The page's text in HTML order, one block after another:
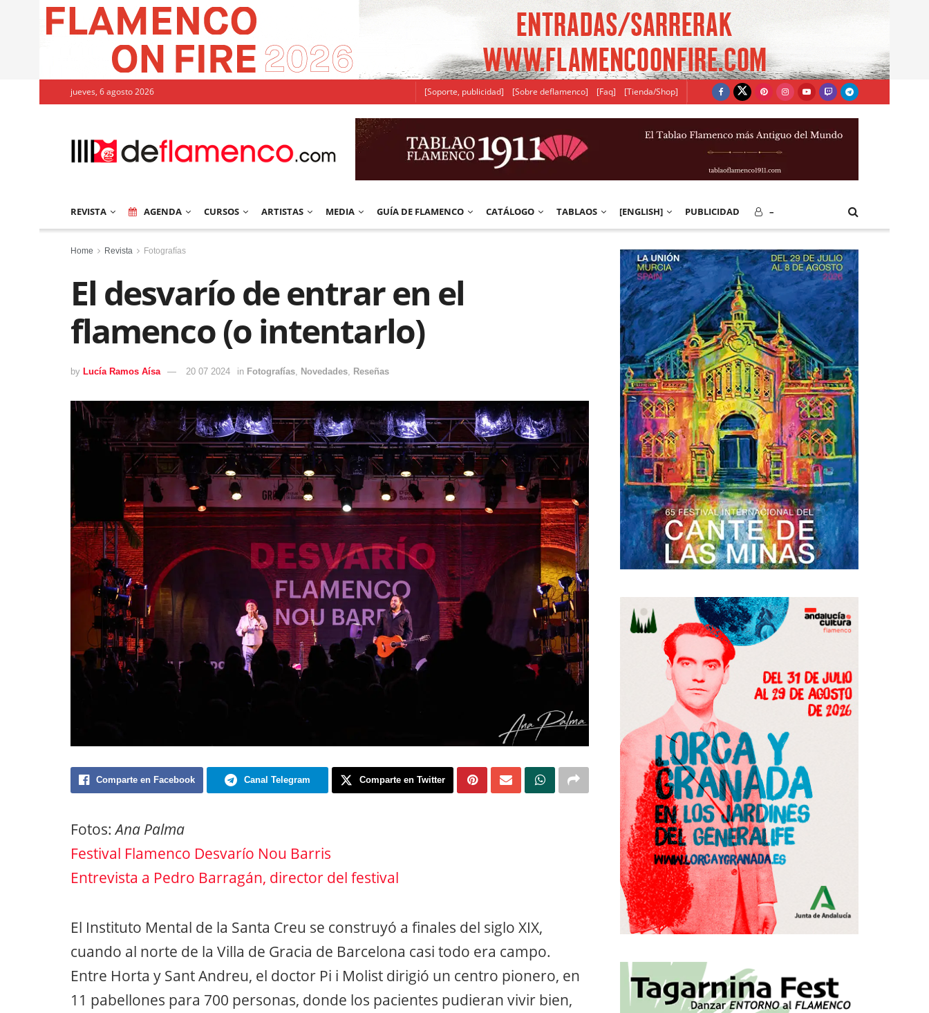
jueves, 6 agosto 2026 [Soporte, publicidad] [Sobre deflamenco] [Faq] [Tienda/Shop]
REVISTA AGENDA CURSOS ARTISTAS MEDIA GUÍA DE FLAMENCO CATÁLOGO TABLAOS [ENGLISH] PUBLICIDAD –
Home Revista Fotografías
El desvarío de entrar en el
flamenco (o intentarlo)
by Lucía Ramos Aísa 20 07 2024 in Fotografías, Novedades, Reseñas
Comparte en Facebook Canal Telegram Comparte en Twitter
Fotos:Ana Palma
Festival Flamenco Desvarío Nou Barris
Entrevista a Pedro Barragán, director del festival
El Instituto Mental de la Santa Creu se construyó a finales del siglo XIX,
cuando al norte de la Villa de Gracia de Barcelona casi todo era campo.
Entre Horta y Sant Andreu, el doctor Pi i Molist dirigió un centro pionero, en
11 pabellones para 700 personas, donde los pacientes pudieran vivir bien,